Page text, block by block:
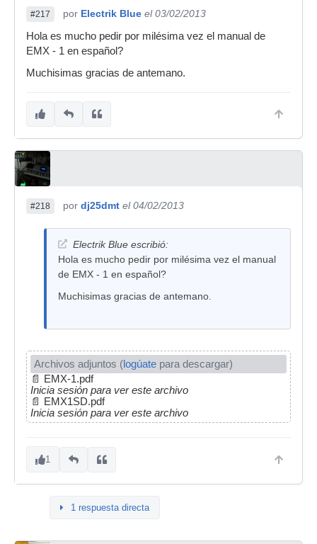
#217 por Electrik Blue el 03/02/2013
Hola es mucho pedir por milésima vez el manual de
EMX - 1 en español?
Muchisimas gracias de antemano.
#218 por dj25dmt el 04/02/2013
Electrik Blue escribió:
Hola es mucho pedir por milésima vez el manual
de EMX - 1 en español?
Muchisimas gracias de antemano.
Archivos adjuntos (logúate para descargar)
📄
EMX-1.pdf
Inicia sesión para ver este archivo
📄
EMX1SD.pdf
Inicia sesión para ver este archivo
1
1 respuesta directa